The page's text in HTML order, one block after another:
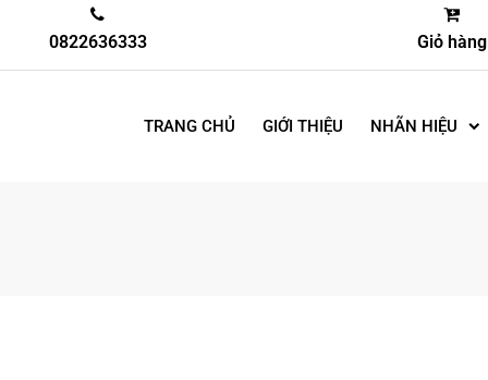
0822636333 Giỏ hàng
TRANG CHỦ GIỚI THIỆU NHÃN HIỆU